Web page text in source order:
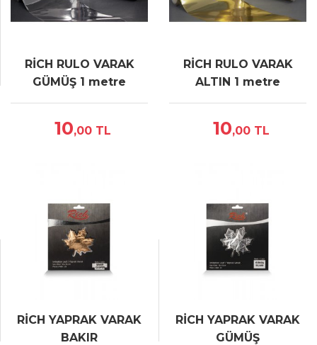
RİCH RULO VARAK
GÜMÜŞ 1 metre
10,00 TL
RİCH RULO VARAK
ALTIN 1 metre
10,00 TL
RİCH YAPRAK VARAK
BAKIR
RİCH YAPRAK VARAK
GÜMÜŞ